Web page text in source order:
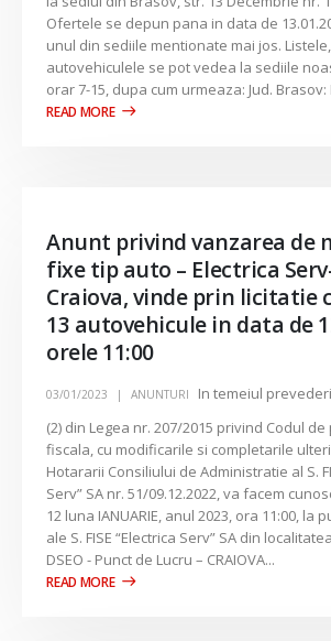
Ofertele se depun pana in data de
unul din sediile mentionate mai jos.
autovehiculele se pot vedea la sediile
orar 7-15, dupa cum urmeaza: Jud. Brasov:
Anunt privind vanzarea de
fixe tip auto – Electrica Serv-
Craiova, vinde prin licitatie
13 autovehicule in data de
orele 11:00
03/01/2023 ANUNTURI
In temeiul
(2) din Legea nr. 207/2015 privind Codul
fiscala, cu modificarile si completarile
Hotararii Consiliului de Administratie al S.
Serv” SA nr. 51/09.12.2022, va facem
12 luna IANUARIE, anul 2023, ora 11:00, la
ale S. FISE “Electrica Serv” SA din
DSEO - Punct de Lucru – CRAIOVA...